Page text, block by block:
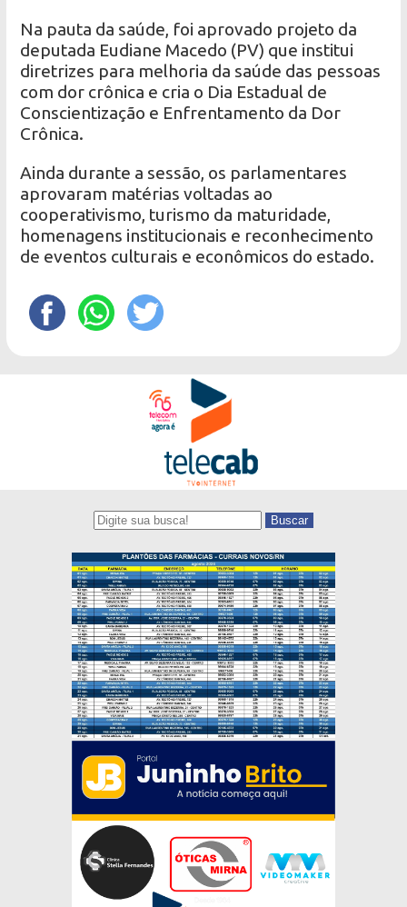
Na pauta da saúde, foi aprovado projeto da
deputada Eudiane Macedo (PV) que institui
diretrizes para melhoria da saúde das pessoas
com dor crônica e cria o Dia Estadual de
Conscientização e Enfrentamento da Dor
Crônica.
Ainda durante a sessão, os parlamentares
aprovaram matérias voltadas ao
cooperativismo, turismo da maturidade,
homenagens institucionais e reconhecimento
de eventos culturais e econômicos do estado.
Buscar